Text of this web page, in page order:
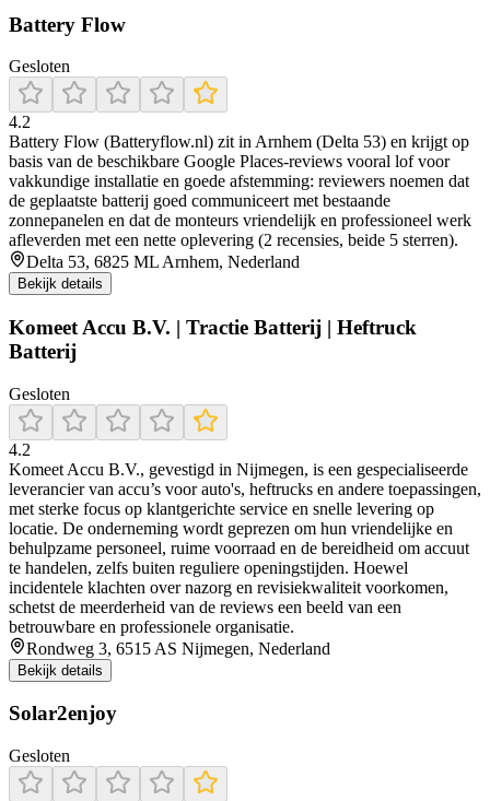
Battery Flow
Gesloten
4.2
Battery Flow (Batteryflow.nl) zit in Arnhem (Delta 53) en krijgt op
basis van de beschikbare Google Places-reviews vooral lof voor
vakkundige installatie en goede afstemming: reviewers noemen dat
de geplaatste batterij goed communiceert met bestaande
zonnepanelen en dat de monteurs vriendelijk en professioneel werk
afleverden met een nette oplevering (2 recensies, beide 5 sterren).
Delta 53, 6825 ML Arnhem, Nederland
Bekijk details
Komeet Accu B.V. | Tractie Batterij | Heftruck
Batterij
Gesloten
4.2
Komeet Accu B.V., gevestigd in Nijmegen, is een gespecialiseerde
leverancier van accu’s voor auto's, heftrucks en andere toepassingen,
met sterke focus op klantgerichte service en snelle levering op
locatie. De onderneming wordt geprezen om hun vriendelijke en
behulpzame personeel, ruime voorraad en de bereidheid om accuut
te handelen, zelfs buiten reguliere openingstijden. Hoewel
incidentele klachten over nazorg en revisiekwaliteit voorkomen,
schetst de meerderheid van de reviews een beeld van een
betrouwbare en professionele organisatie.
Rondweg 3, 6515 AS Nijmegen, Nederland
Bekijk details
Solar2enjoy
Gesloten